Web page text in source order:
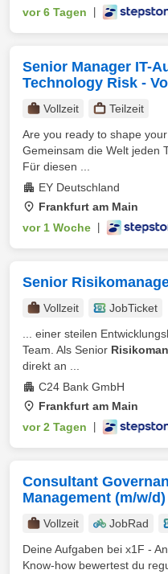
vor 6 Tagen
Senior Manager IT-
Technology Risk -
Vollzeit
Teilzeit
Are you ready to shape
Gemeinsam die Welt jeden
Für diesen ...
EY Deutschland
Frankfurt am Main
vor 1 Woche
Senior
Vollzeit
JobTicket
... einer steilen
Team. Als Senior
direkt an ...
C24 Bank GmbH
Frankfurt am Main
vor 2 Tagen
Consultant
Management (m/w/
Vollzeit JobRad
Deine Aufgaben bei x1F -
Know-how bewertest du